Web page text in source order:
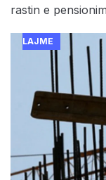
rastin e
LAJME